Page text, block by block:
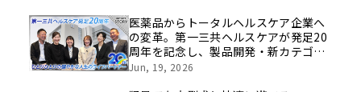
医薬品からトータルヘルスケア企業へ
の変革。第一三共ヘルスケアが発足20
周年を記念し、製品開発・新カテゴリ
挑戦の舞台や旧社統合時のエピソード
Jun, 19, 2026